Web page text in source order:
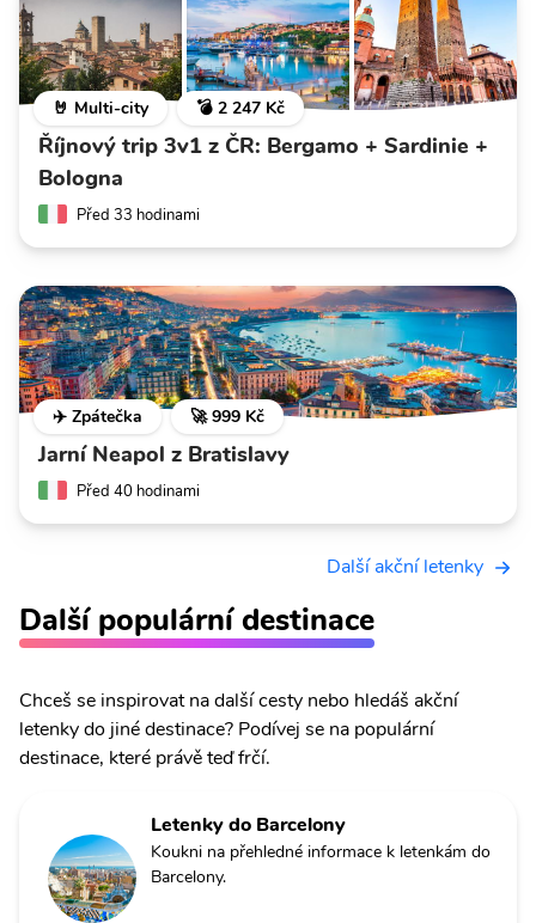
🤘 Multi-city 💣 2 247 Kč
Říjnový trip 3v1 z ČR: Bergamo + Sardinie +
Bologna
Před 33 hodinami
✈️ Zpátečka 🚀 999 Kč
Jarní Neapol z Bratislavy
Před 40 hodinami
Další akční letenky
Další populární destinace
Chceš se inspirovat na další cesty nebo hledáš akční
letenky do jiné destinace? Podívej se na populární
destinace, které právě teď frčí.
Letenky do Barcelony
Koukni na přehledné informace k letenkám do
Barcelony.